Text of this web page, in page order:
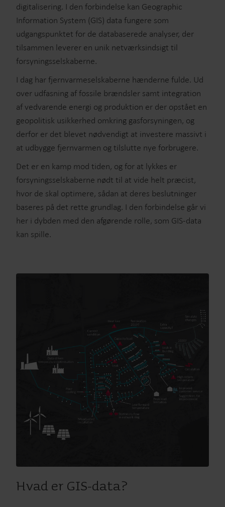
digitalisering. I den forbindelse kan Geographic
Information System (GIS) data fungere som
udgangspunktet for de databaserede analyser, der
tilsammen leverer en unik netværksindsigt til
forsyningsselskaberne.
I dag har fjernvarmeselskaberne hænderne fulde. Ud
over udfasning af fossile brændsler samt integration
af vedvarende energi og produktion er der opstået en
geopolitisk usikkerhed omkring gasforsyningen, og
derfor er det blevet nødvendigt at investere massivt i
at udbygge fjernvarmen og tilslutte nye forbrugere.
Det er en kamp mod tiden, og for at lykkes er
forsyningsselskaberne nødt til at vide helt præcist,
hvor de skal optimere, sådan at deres beslutninger
baseres på det rette grundlag. I den forbindelse går vi
her i dybden med den afgørende rolle, som GIS-data
kan spille.
Hvad er GIS-data?